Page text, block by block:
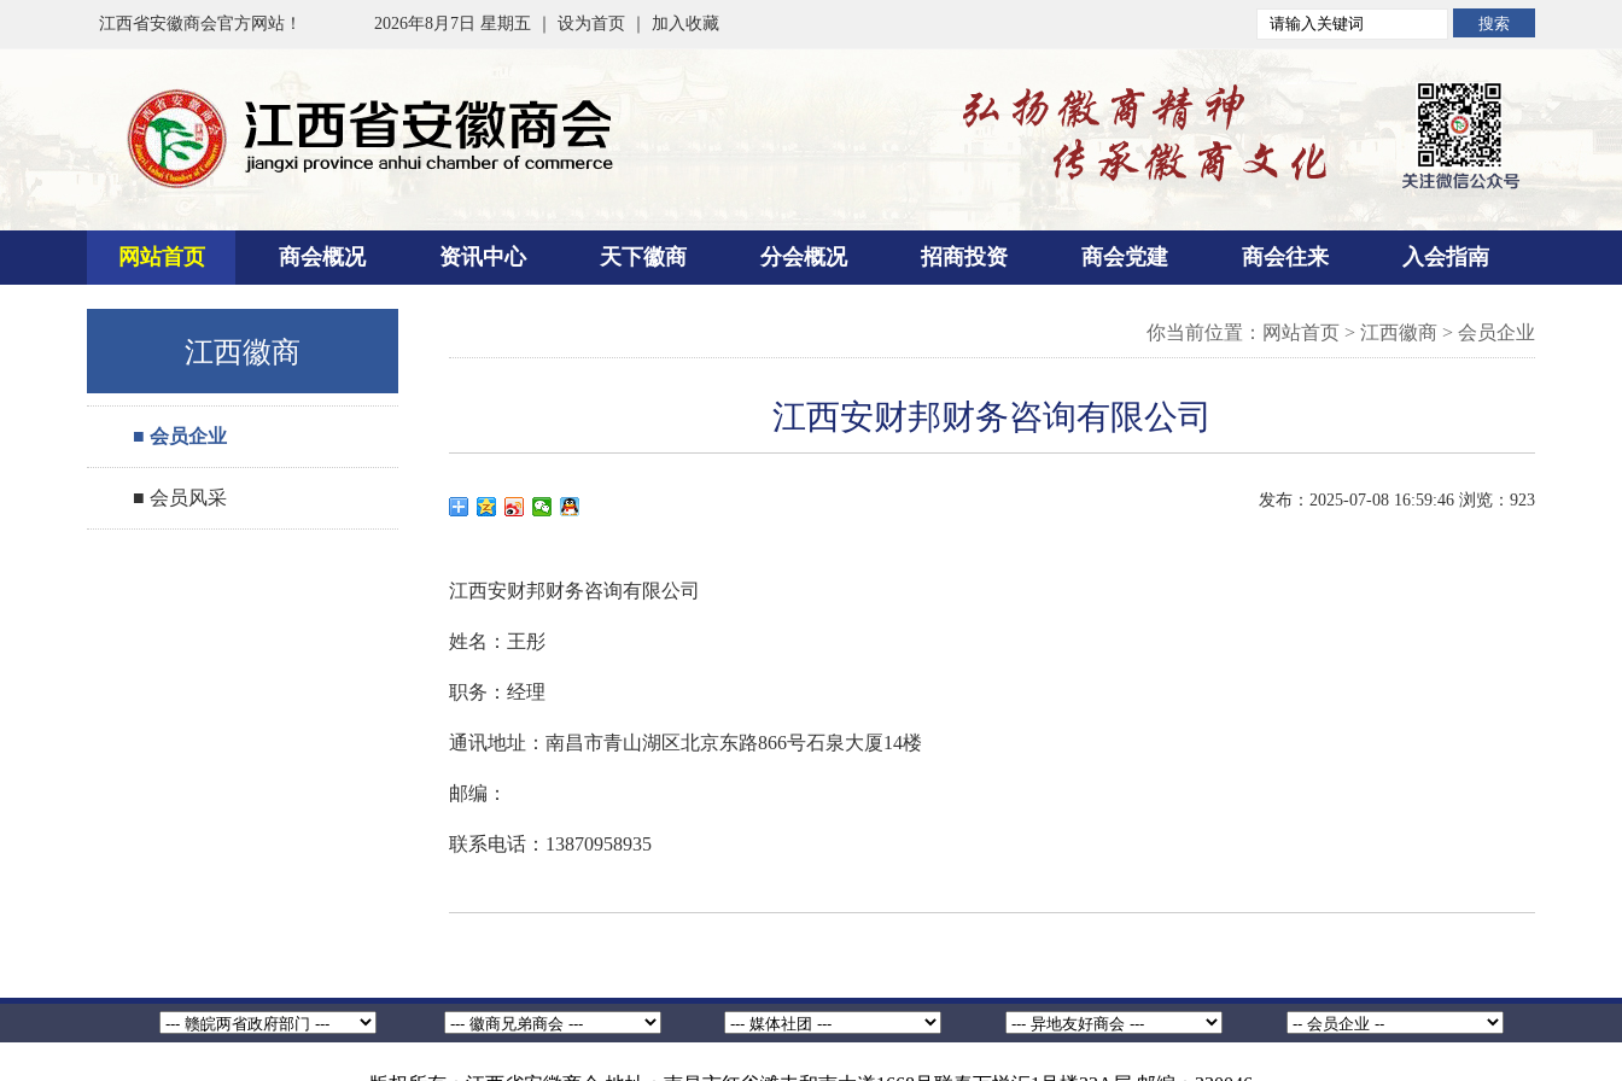
江西省安徽商会官方网站！ 2026年8月7日 星期五 ｜ 设为首页 加入收藏
网站首页 商会概况 资讯中心 天下徽商 分会概况 招商投资 商会党建 商会往来 入会指南
江西徽商
■ 会员企业
■ 会员风采
你当前位置： 网站首页 > 江西徽商 > 会员企业
江西安财邦财务咨询有限公司
发布：2025-07-08 16:59:46 浏览：923
江西安财邦财务咨询有限公司
姓名：王彤
职务：经理
通讯地址：南昌市青山湖区北京东路866号石泉大厦14楼
邮编：
联系电话：13870958935